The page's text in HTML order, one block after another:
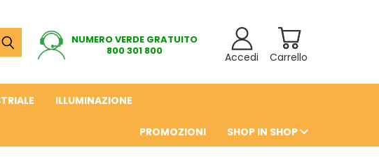
NUMERO VERDE GRATUITO
800 301 800
Carrello
Accedi
ILLUMINAZIONE
PROMOZIONI SHOP IN SHOP